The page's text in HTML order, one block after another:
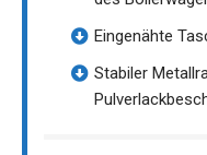
Eingenähte
Stabiler